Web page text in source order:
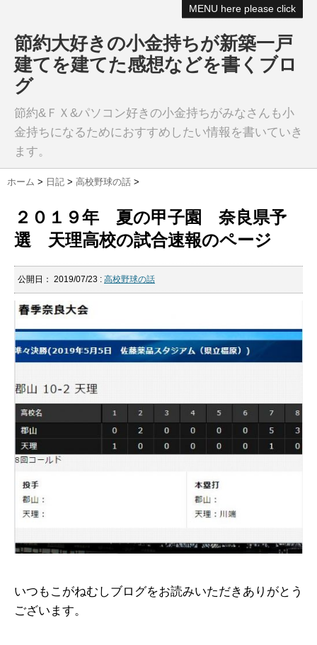
MENU here please click
節約大好きの小金持ちが新築一戸
建てを建てた感想などを書くブロ
グ
節約&ＦＸ&パソコン好きの小金持ちがみなさんも小
金持ちになるためにおすすめしたい情報を書いていき
ます。
ホーム > 日記 > 高校野球の話 >
２０１９年 夏の甲子園 奈良県予
選 天理高校の試合速報のページ
公開日： 2019/07/23 : 高校野球の話
いつもこがねむしブログをお読みいただきありがとう
ございます。